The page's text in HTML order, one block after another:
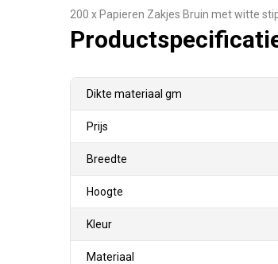
200 x Papieren Zakjes Bruin met witte
Dikte materiaal gm
Prijs
Breedte
Hoogte
Kleur
Materiaal